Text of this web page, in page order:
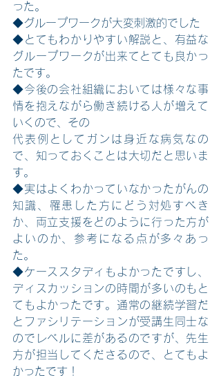
った。
◆グループワークが大変刺激的でした
◆とてもわかりやすい解説と、有益な
グループワークが出来てとても良かっ
たです。
◆今後の会社組織においては様々な事
情を抱えながら働き続ける人が増えて
いくので、その
代表例としてガンは身近な病気なの
で、知っておくことは大切だと思いま
す。
◆実はよくわかっていなかったがんの
知識、罹患した方にどう対処すべき
か、両立支援をどのように行った方が
よいのか、参考になる点が多々あっ
た。
◆ケーススタディもよかったですし、
ディスカッションの時間が多いのもと
てもよかったです。通常の継続学習だ
とファシリテーションが受講生同士な
のでレベルに差があるのですが、先生
方が担当してくださるので、とてもよ
かったです！